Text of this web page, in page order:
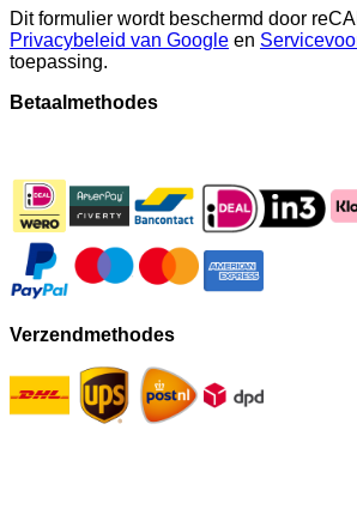
Dit formulier wordt beschermd door
Privacybeleid van Google en
toepassing.
Betaalmethodes
Verzendmethodes